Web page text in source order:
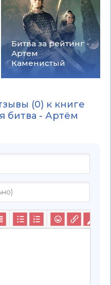
Битва за рейтинг -
Артем
Каменистый
(0) к книге
битва - Артём